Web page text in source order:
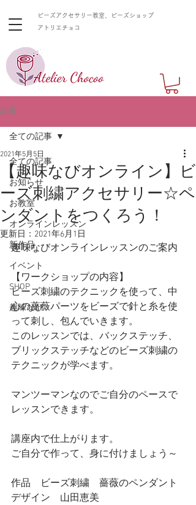
ビーズアクセサリー教室、ビーズショップ
​アトリエチョコ
記事
全ての記事
お知らせ
お教室
オンラインレッスン
新作品
イベント
SHOP
趣味なび
全ての記事
【趣味なびオンライン】ビ
ーズ刺繍アクセサリー☆ペ
ンダントをつくろう！
2021年5月5日
更新日： 2021年6月1日
趣味なびオンラインレッスンのご案内
【ワークショップの内容】
ビーズ刺繍のテクニックを使って、中
心の薔薇パーツをビーズで針と糸を使
って刺し、包んでいきます。
このレッスンでは、バックステッチ、
ブリックステッチなどのビーズ刺繍の
テクニックが学べます。
マンツーマンなのでご自分のペースで
レッスンできます。
講座内で仕上がります。
ご自分で作って、身に付けましょう～
作品　ビーズ刺繍　薔薇のペンダント
デザイン　山田恵美